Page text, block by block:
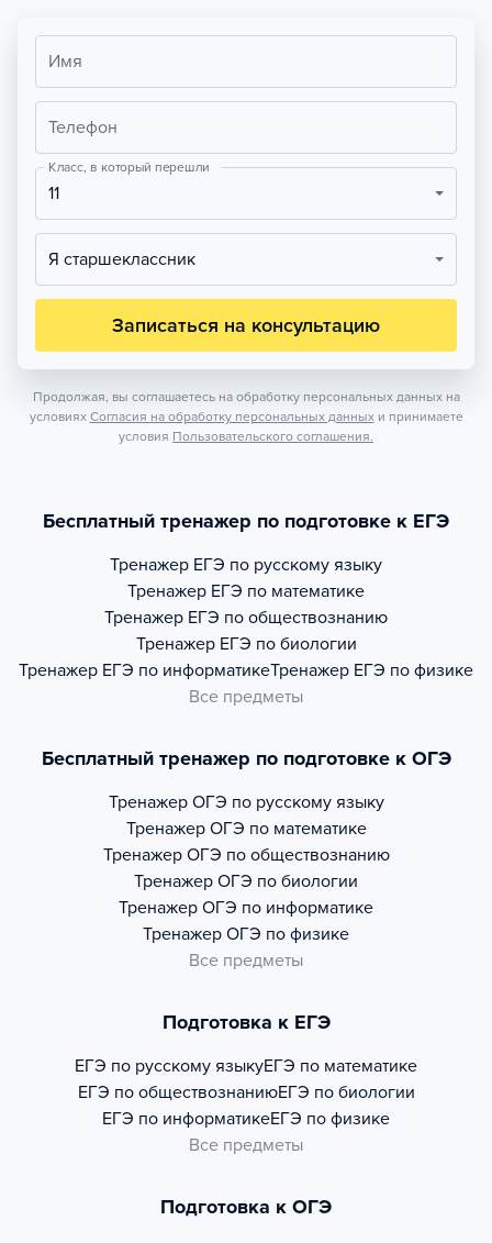
Имя
Телефон
Класс, в который перешли
11
Я старшеклассник
Записаться на консультацию
Продолжая, вы соглашаетесь на обработку персональных данных на
условиях Согласия на обработку персональных данных и принимаете
условия Пользовательского соглашения.
Бесплатный тренажер по подготовке к ЕГЭ
Тренажер ЕГЭ по русскому языку
Тренажер ЕГЭ по математике
Тренажер ЕГЭ по обществознанию
Тренажер ЕГЭ по биологии
Тренажер ЕГЭ по информатикеТренажер ЕГЭ по физике
Все предметы
Бесплатный тренажер по подготовке к ОГЭ
Тренажер ОГЭ по русскому языку
Тренажер ОГЭ по математике
Тренажер ОГЭ по обществознанию
Тренажер ОГЭ по биологии
Тренажер ОГЭ по информатике
Тренажер ОГЭ по физике
Все предметы
Подготовка к ЕГЭ
ЕГЭ по русскому языкуЕГЭ по математике
ЕГЭ по обществознаниюЕГЭ по биологии
ЕГЭ по информатикеЕГЭ по физике
Все предметы
Подготовка к ОГЭ